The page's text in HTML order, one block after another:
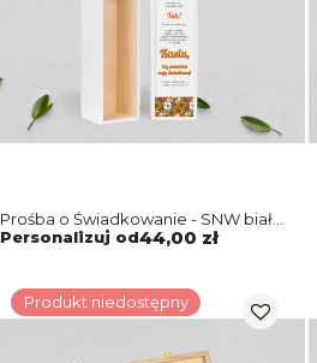
Prośba o Świadkowanie - SNW biała
Retro Style Motyw 1
Personalizuj od44,00 zł
Produkt niedostępny